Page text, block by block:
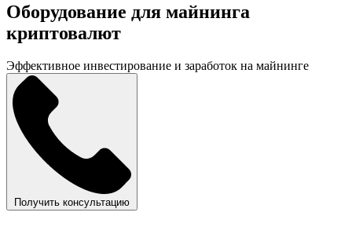
Оборудование для майнинга
криптовалют
Эффективное инвестирование и заработок на майнинге
Получить консультацию